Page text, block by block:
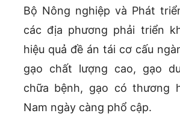
Bộ Nông nghiệp và Phát
các địa phương phải triển
hiệu quả đề án tái cơ cấu
gạo chất lượng cao, gạo
chữa bệnh, gạo có thương
Nam ngày càng phổ cập.